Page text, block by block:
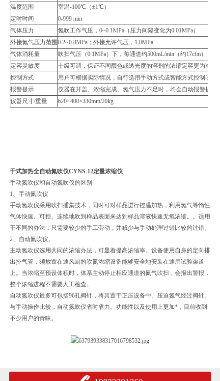
温度范围
室温-100℃（±1℃）
定时时间
0-999 min
气体压力
氮吹工作气压，0~0.1MPa（压力间隔变化为0.01MPa）
外接氮气压力范围0.2~0.8MPa；外接允许气压，1.0MPa
气体消耗量
吹扫气压（0.1MPa）下，每通道约500mL/min（约17cfm）
定容灵敏度
十级可调，保证不同颜色或透光度的溶剂的浓缩定容更为准确
控制方式
用户可根据实际情况，自行选用手动方式或智能方式控制吹扫
报警提示
仪器在开盖、浓缩完成、氮气压力不足时，均会自动报警提示
仪器尺寸/重量
620×400×330mm/20kg
干式加热全自动氮吹仪CYNS-12定量浓缩仪
手动氮吹仪和自动氮吹仪的区别
1、手动氮吹仪
手动氮吹仪采用吹扫捕集技术，同时可对样品进行控温加热，利用氮气等惰性
气体快速、可控、连续地吹到样品表面来达到样品溶液快速无氧浓缩。。适用
于不同的办法，只需要较少的手工劳动，并减少与手动处理过错比较的过错。
2、自动氮吹仪。
主动氮吹仪选用共同的浓缩办法，可显着提高浓缩率。设备使用自身的定向排
出排气管，须放置在通风厨的吹氮浓缩设备能够安全地安装在通用试验渠道
上。当浓缩至预设体积时，体系主动停止相应通道的氮气吹扫，会报出警报，
整个浓缩进程不需要人工检查。
自动氮吹仪最多可包括96孔阀针，将其置于正压设备中。压迫氮气经过阀针。
与手动操作比较，自动氮吹仪省时省力。功能性以及使用上更加*，目前收到
不少用户的青睐。